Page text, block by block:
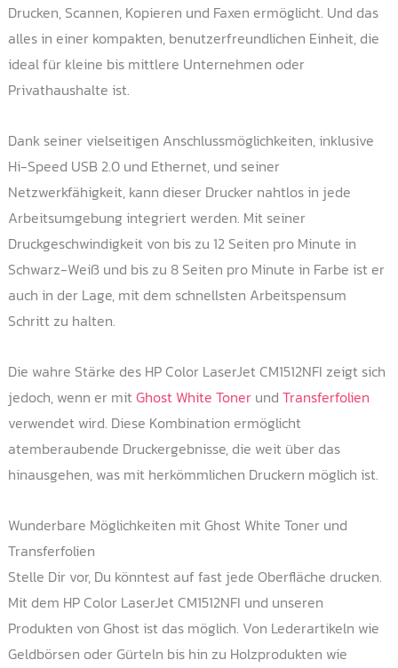
der
Produktseite
gewählt
Drucken, Scannen, Kopieren und Faxen ermöglicht. Und das
alles in einer kompakten, benutzerfreundlichen Einheit, die
ideal für kleine bis mittlere Unternehmen oder
Privathaushalte ist.
Dank seiner vielseitigen Anschlussmöglichkeiten, inklusive
Hi-Speed USB 2.0 und Ethernet, und seiner
Netzwerkfähigkeit, kann dieser Drucker nahtlos in jede
Arbeitsumgebung integriert werden. Mit seiner
Druckgeschwindigkeit von bis zu 12 Seiten pro Minute in
Schwarz-Weiß und bis zu 8 Seiten pro Minute in Farbe ist er
auch in der Lage, mit dem schnellsten Arbeitspensum
Schritt zu halten.
Die wahre Stärke des HP Color LaserJet CM1512NFI zeigt sich
jedoch, wenn er mitGhost White Tonerund Transferfolien
verwendet wird. Diese Kombination ermöglicht
atemberaubende Druckergebnisse, die weit über das
hinausgehen, was mit herkömmlichen Druckern möglich ist.
Wunderbare Möglichkeiten mit Ghost White Toner und
Transferfolien
Stelle Dir vor, Du könntest auf fast jede Oberfläche drucken.
Mit dem HP Color LaserJet CM1512NFI und unseren
Produkten von Ghost ist das möglich. Von Lederartikeln wie
Geldbörsen oder Gürteln bis hin zu Holzprodukten wie